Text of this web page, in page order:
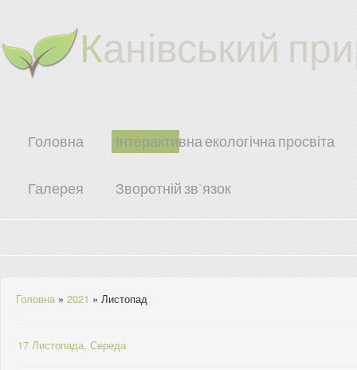
Канівський
Головна Інтерактивна екологічна просвіта
Галерея Зворотній зв`язок
Головна » 2021 » Листопад
17 Листопада, Середа